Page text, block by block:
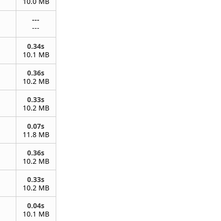
---
---
0.34s
10.1 MB
0.36s
10.2 MB
0.33s
10.2 MB
0.07s
11.8 MB
0.36s
10.2 MB
0.33s
10.2 MB
0.04s
10.1 MB